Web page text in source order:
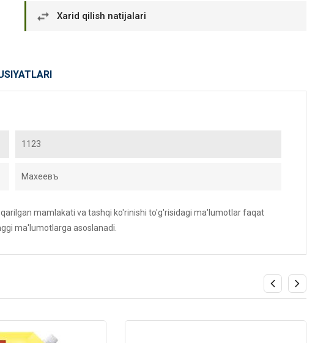
быстро. Покупал мясо
Xarid qilish natijalari
1123
Махеевъ
mamlakati va tashqi ko'rinishi to'g'risidagi ma'lumotlar faqat
ma'lumotlarga asoslanadi.